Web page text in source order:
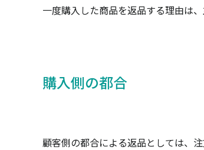
一度購入した商品を返品する理由は
購入側の都合
顧客側の都合による返品としては、